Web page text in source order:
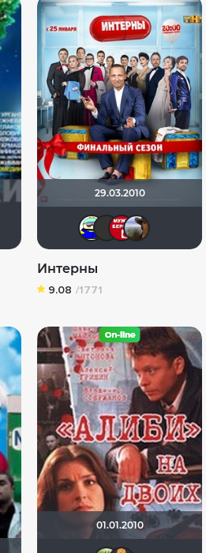
Виктория Данилевская
OlesyaShat
29.03.2010
Интерны
9.08 /1771
01.01.2010